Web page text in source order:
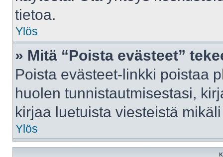
tietoa.
Ylös
» Mitä “Poista evästeet”
Poista evästeet-linkki poistaa
huolen tunnistautmisestasi,
kirjaa luetuista viesteistä
Ylös